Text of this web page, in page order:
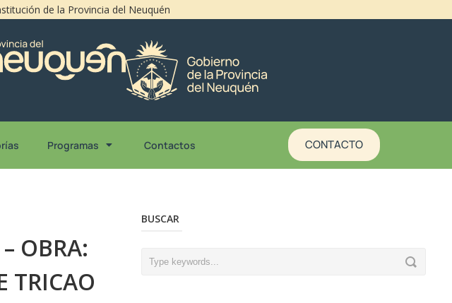
de la Provincia del Neuquén
Programas Contactos CONTACTO
OBRA:
TRICAO
BUSCAR